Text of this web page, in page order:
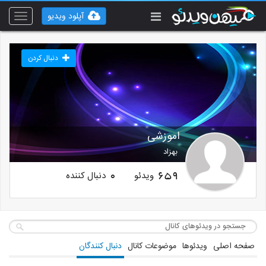
Toggle
آپلود ویدیو
اموزشی
بهزاد
دنبال کردن
659 ویدئو 0 دنبال کننده
صفحه اصلی ویدئوها موضوعات کانال دنبال کنندگان